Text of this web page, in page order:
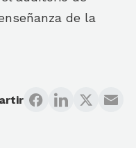
de la